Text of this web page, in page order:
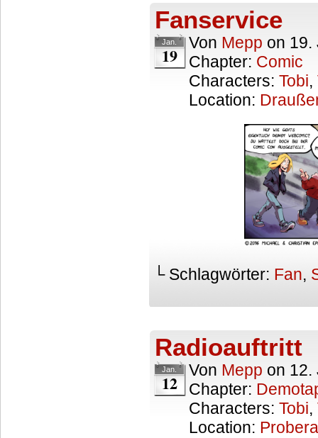
Fanservice
Jan.
19
Von Mepp on 19.
Chapter: Comic
Characters: Tobi,
Location:
└ Schlagwörter: Fan,
Radioauftritt
Jan.
12
Von Mepp on 12.
Chapter:
Characters: Tobi,
Location: